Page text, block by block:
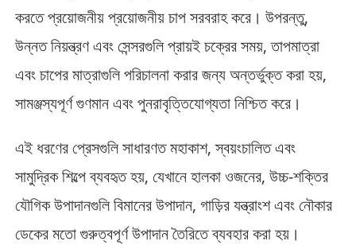
করতে প্রয়োজনীয় প্রয়োজনীয় চাপ সরবরাহ করে। উপরন্তু,
উন্নত নিয়ন্ত্রণ এবং সেন্সরগুলি প্রায়ই চক্রের সময়, তাপমাত্রা
এবং চাপের মাত্রাগুলি পরিচালনা করার জন্য অন্তর্ভুক্ত করা হয়,
সামঞ্জস্যপূর্ণ গুণমান এবং পুনরাবৃত্তিযোগ্যতা নিশ্চিত করে।
এই ধরণের প্রেসগুলি সাধারণত মহাকাশ, স্বয়ংচালিত এবং
সামুদ্রিক শিল্পে ব্যবহৃত হয়, যেখানে হালকা ওজনের, উচ্চ-শক্তির
যৌগিক উপাদানগুলি বিমানের উপাদান, গাড়ির যন্ত্রাংশ এবং নৌকার
ডেকের মতো গুরুত্বপূর্ণ উপাদান তৈরিতে ব্যবহার করা হয়।